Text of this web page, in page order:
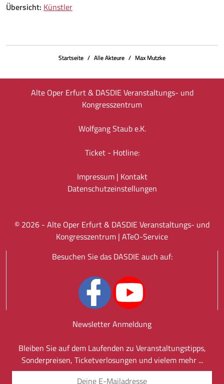
Übersicht: Künstler
Startseite Alle Akteure Max Mutzke
Alte Oper Erfurt & DASDIE Veranstaltungs- und
Kongresszentrum
Wolfgang Staub e.K.
Ticket - Hotline:
Impressum| Kontakt
Datenschutz­einstellungen
© 2026 - Alte Oper Erfurt & DASDIE Veranstaltungs- und
Kongresszentrum | ATeO-Service
Besuchen Sie das DASDIE auch auf:
Newsletter Anmeldung
Bleiben Sie auf dem Laufenden zu Veranstaltungstipps,
Sonderpreisen, Ticketverlosungen und vielem mehr ...